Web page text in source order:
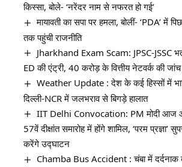
किस्सा, बोले- ‘नरेंदर नाम से नफरत हो गई’
मायावती का सपा पर हमला, बोलीं- ‘PDA’ में
तक पहुंची राजनीति
Jharkhand Exam Scam: JPSC-JSSC
ED की एंट्री, 40 करोड़ के वित्तीय नेटवर्क की जांच
Weather Update : देश के कई हिस्सों में
दिल्ली-NCR में जलभराव से बिगड़े हालात
IIT Delhi Convocation: PM मोदी आज
57वें दीक्षांत समारोह में होंगे शामिल, ‘परम प्रज्ञा’
करेंगे उद्घाटन
Chamba Bus Accident : चंबा में दर्दनाक